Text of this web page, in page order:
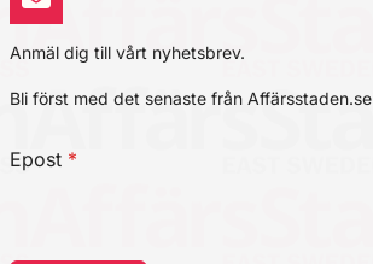
Anmäl dig till vårt nyhetsbrev.
Bli först med det senaste från Affärsstaden.se
Epost *